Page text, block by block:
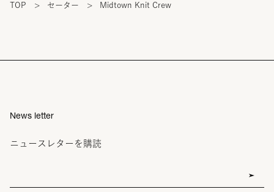
TOP > セーター > Midtown Knit Crew
News letter
ニュースレターを購読